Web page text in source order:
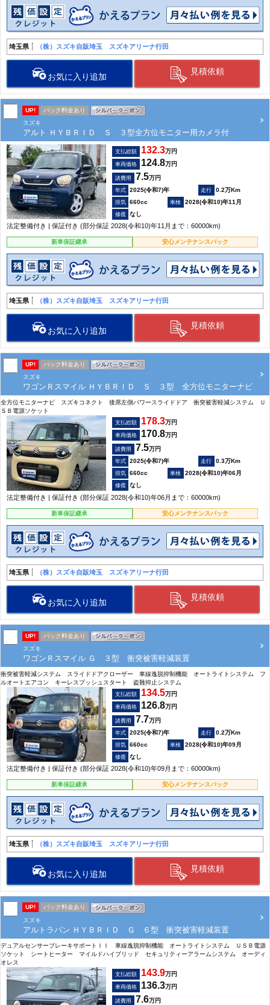
埼玉県 （株）スズキ自販埼玉 スズキアリーナ行田
お気に入り追加
見積依頼
UP!
パック料金あり
スズキ
アルト ＨＹＢＲＩＤ Ｓ ３型全方位モニター用カメラ付
支払総額 132.3万円
車両価格 124.8万円
諸費用 7.5万円
2025(令和7)年
0.2万Km
660cc
2028(令和10)年11月
なし
法定整備付き | 保証付き (部分保証 2028(令和10)年11月まで：60000km)
新車保証継承 安心メンテナンスパック
埼玉県 （株）スズキ自販埼玉 スズキアリーナ行田
お気に入り追加
見積依頼
UP!
パック料金あり
スズキ
ワゴンＲスマイル ＨＹＢＲＩＤ Ｓ ３型 全方位モニターナビ
全方位モニターナビ スズキコネクト 後席左側パワースライドドア 衝突被害軽減システム Ｕ
ＳＢ電源ソケット
支払総額 178.3万円
車両価格 170.8万円
諸費用 7.5万円
2025(令和7)年
0.3万Km
660cc
2028(令和10)年06月
なし
法定整備付き | 保証付き (部分保証 2028(令和10)年06月まで：60000km)
新車保証継承 安心メンテナンスパック
埼玉県 （株）スズキ自販埼玉 スズキアリーナ行田
お気に入り追加
見積依頼
UP!
パック料金あり
スズキ
ワゴンＲスマイル Ｇ ３型 衝突被害軽減装置
衝突被害軽減システム スライドドアクローザー 車線逸脱抑制機能 オートライトシステム フ
ルオートエアコン キーレスプッシュスタート 盗難抑止システム
支払総額 134.5万円
車両価格 126.8万円
諸費用 7.7万円
2025(令和7)年
0.2万Km
660cc
2028(令和10)年09月
なし
法定整備付き | 保証付き (部分保証 2028(令和10)年09月まで：60000km)
新車保証継承 安心メンテナンスパック
埼玉県 （株）スズキ自販埼玉 スズキアリーナ行田
お気に入り追加
見積依頼
UP!
パック料金あり
スズキ
アルトラパン ＨＹＢＲＩＤ Ｇ ６型 衝突被害軽減装置
デュアルセンサーブレーキサポートＩＩ 車線逸脱抑制機能 オートライトシステム ＵＳＢ電源
ソケット シートヒーター マイルドハイブリッド セキュリティーアラームシステム オーディ
オレス
支払総額 143.9万円
車両価格 136.3万円
諸費用 7.6万円